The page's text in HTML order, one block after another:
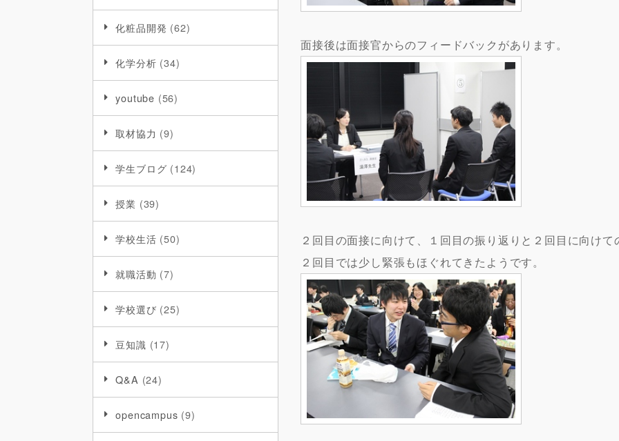
化粧品開発 (62)
化学分析 (34)
youtube (56)
取材協力 (9)
学生ブログ (124)
授業 (39)
学校生活 (50)
就職活動 (7)
学校選び (25)
豆知識 (17)
Q&A (24)
opencampus (9)
面接後は面接官からのフィードバックがあります。
２回目の面接に向けて、１回目の振り返りと２回目に向け
２回目では少し緊張もほぐれてきたようです。